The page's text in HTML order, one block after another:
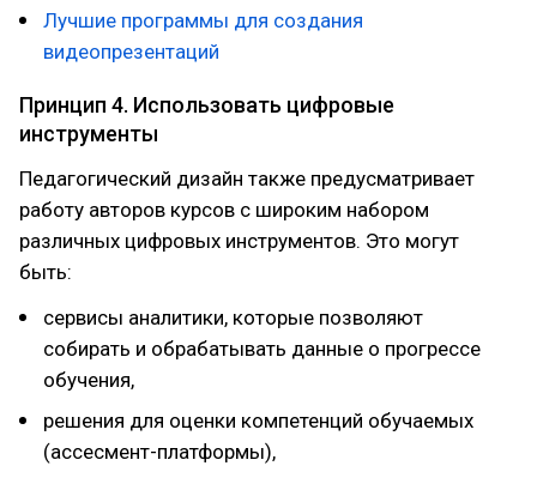
Лучшие программы для создания
видеопрезентаций
Принцип 4. Использовать цифровые
инструменты
Педагогический дизайн также предусматривает
работу авторов курсов с широким набором
различных цифровых инструментов. Это могут
быть:
сервисы аналитики, которые позволяют
собирать и обрабатывать данные о прогрессе
обучения,
решения для оценки компетенций обучаемых
(ассесмент-платформы),